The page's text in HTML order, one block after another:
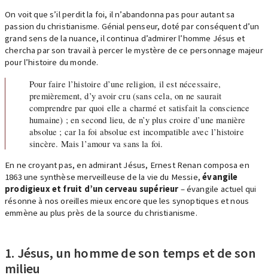
On voit que s’il perdit la foi, il n’abandonna pas pour autant sa
passion du christianisme. Génial penseur, doté par conséquent d’un
grand sens de la nuance, il continua d’admirer l’homme Jésus et
chercha par son travail à percer le mystère de ce personnage majeur
pour l’histoire du monde.
Pour faire l’histoire d’une religion, il est nécessaire,
premièrement, d’y avoir cru (sans cela, on ne saurait
comprendre par quoi elle a charmé et satisfait la conscience
humaine) ; en second lieu, de n’y plus croire d’une manière
absolue ; car la foi absolue est incompatible avec l’histoire
sincère. Mais l’amour va sans la foi.
En ne croyant pas, en admirant Jésus, Ernest Renan composa en
1863 une synthèse merveilleuse de la vie du Messie,évangile
prodigieux et fruit d’un cerveau supérieur – évangile actuel qui
résonne à nos oreilles mieux encore que les synoptiques et nous
emmène au plus près de la source du christianisme.
1. Jésus, un homme de son temps et de son
milieu